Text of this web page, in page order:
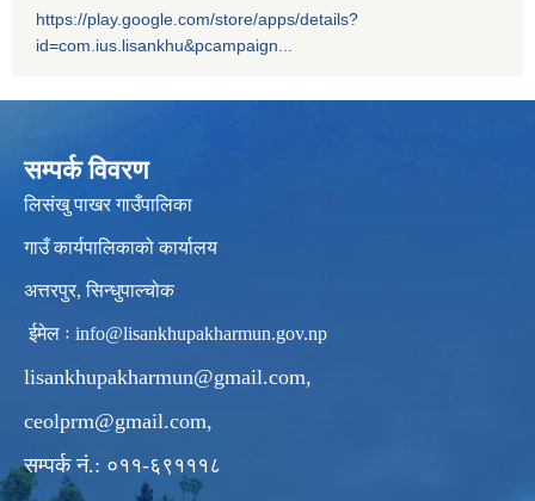
https://play.google.com/store/apps/details?
id=com.ius.lisankhu&pcampaign...
सम्पर्क विवरण
लिसंखु पाखर गाउँपालिका
गाउँ कार्यपालिकाको कार्यालय
अत्तरपुर, सिन्धुपाल्चोक
ईमेल ः info@lisankhupakharmun.gov.np
lisankhupakharmun@gmail.com,
ceolprm@gmail.com,
सम्पर्क नं.: ०११-६९१११८